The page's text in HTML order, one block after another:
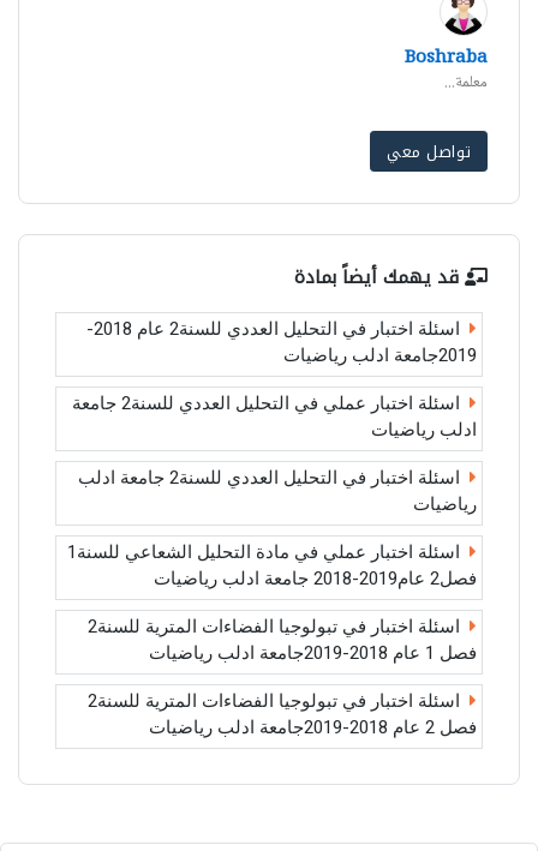
Boshraba
معلمة...
تواصل معي
قد يهمك أيضاً بمادة
اسئلة اختبار في التحليل العددي للسنة2 عام 2018-
2019جامعة ادلب رياضيات
اسئلة اختبار عملي في التحليل العددي للسنة2 جامعة
ادلب رياضيات
اسئلة اختبار في التحليل العددي للسنة2 جامعة ادلب
رياضيات
اسئلة اختبار عملي في مادة التحليل الشعاعي للسنة1
فصل2 عام2019-2018 جامعة ادلب رياضيات
اسئلة اختبار في تبولوجيا الفضاءات المترية للسنة2
فصل 1 عام 2018-2019جامعة ادلب رياضيات
اسئلة اختبار في تبولوجيا الفضاءات المترية للسنة2
فصل 2 عام 2018-2019جامعة ادلب رياضيات